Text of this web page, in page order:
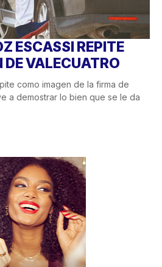
ESCASSI REPITE
VALECUATRO
como imagen de la firma de
a demostrar lo bien que se le da